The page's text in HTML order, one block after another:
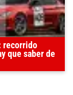
recorrido
que saber de